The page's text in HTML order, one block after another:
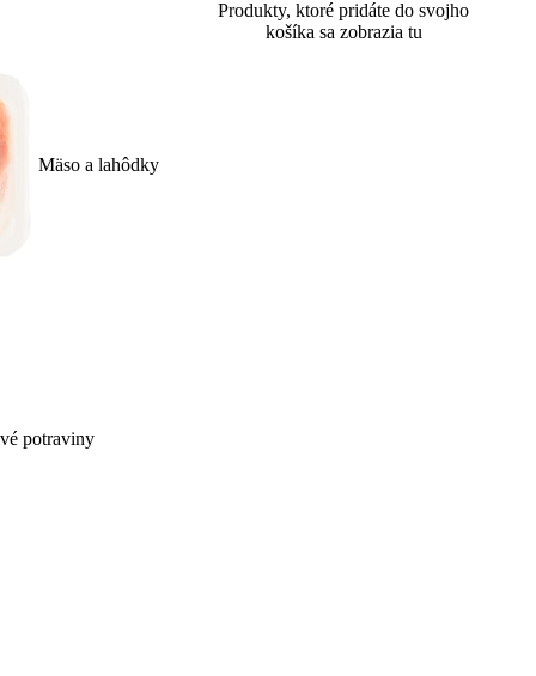
Mäso a lahôdky
potraviny
Produkty, ktoré pridáte do svojho
košíka sa zobrazia tu